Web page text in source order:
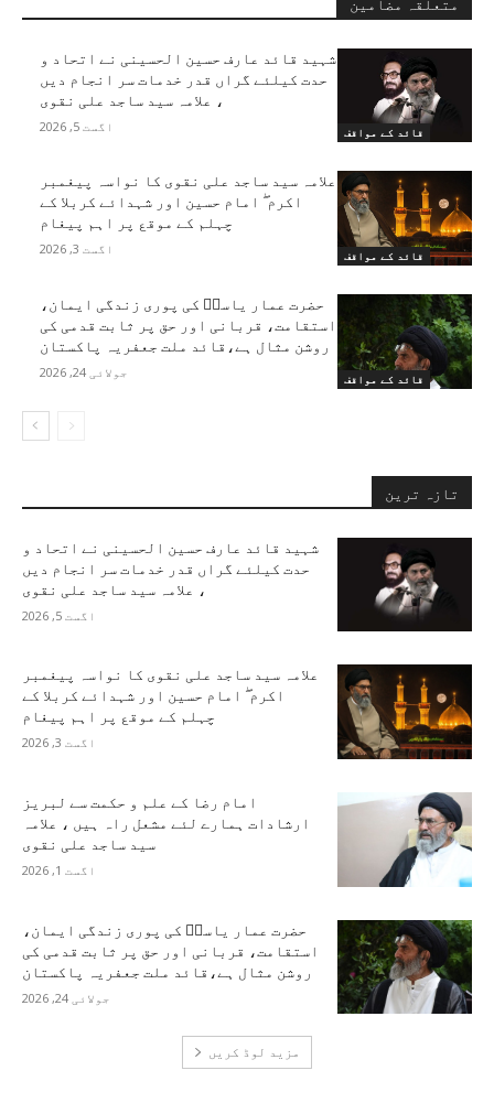
متعلقہ مضامین
قائد کے مواقف
شہید قائد عارف حسین الحسینی نے اتحاد و
حدت کیلئے گراں قدر خدمات سر انجام دیں
، علامہ سید ساجد علی نقوی
اگست 5, 2026
قائد کے مواقف
علامہ سید ساجد علی نقوی کا نواسہ پیغمبر
اکرم ۖ امام حسین اور شہدائے کربلا کے
چہلم کے موقع پر اہم پیغام
اگست 3, 2026
قائد کے مواقف
حضرت عمار یاسرؑ کی پوری زندگی ایمان،
استقامت، قربانی اور حق پر ثابت قدمی کی
روشن مثال ہے،قائد ملت جعفریہ پاکستان
جولائی 24, 2026
تازہ ترین
شہید قائد عارف حسین الحسینی نے اتحاد و
حدت کیلئے گراں قدر خدمات سر انجام دیں
، علامہ سید ساجد علی نقوی
اگست 5, 2026
علامہ سید ساجد علی نقوی کا نواسہ پیغمبر
اکرم ۖ امام حسین اور شہدائے کربلا کے
چہلم کے موقع پر اہم پیغام
اگست 3, 2026
امام رضا کے علم و حکمت سے لبریز
ارشادات ہمارے لئے مشعل راہ ہیں ، علامہ
سید ساجد علی نقوی
اگست 1, 2026
حضرت عمار یاسرؑ کی پوری زندگی ایمان،
استقامت، قربانی اور حق پر ثابت قدمی کی
روشن مثال ہے،قائد ملت جعفریہ پاکستان
جولائی 24, 2026
مزید لوڈ کریں